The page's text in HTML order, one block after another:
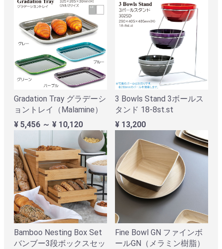
Gradation Tray グラデーシ
ョントレイ（Malamine）
¥ 5,456 ～ ¥ 10,120
3 Bowls Stand 3ボールス
タンド 18-8st.st
¥ 13,200
Bamboo Nesting Box Set
バンブー3段ボックスセッ
Fine Bowl GN ファインボ
ールGN（メラミン樹脂）